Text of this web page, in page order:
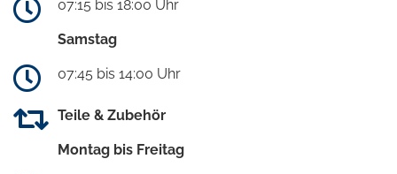
07:15 bis 18:00 Uhr
Samstag
07:45 bis 14:00 Uhr
Teile & Zubehör
Montag bis Freitag